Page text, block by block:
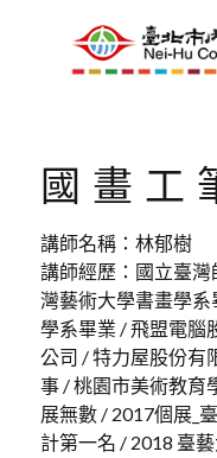
國畫工
講師名稱：林郁樹
講師經歷：國立臺
灣藝術大學書畫學
學系畢業 / 飛盟電腦
公司 / 特力屋股份有
事 / 桃園市美術教育
展無數 / 2017個展_
計第一名 / 2018 臺